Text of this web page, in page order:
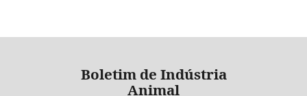
Boletim de Indústria
Animal